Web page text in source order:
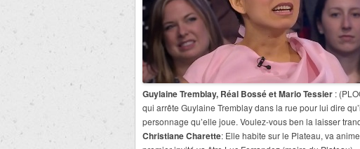
Guylaine Tremblay, Réal Bossé et Mario Tessier :
qui arrête Guylaine Tremblay dans la rue pour lui dire
personnage qu’elle joue. Voulez-vous ben la laisser
Christiane Charette: Elle habite sur le Plateau, va